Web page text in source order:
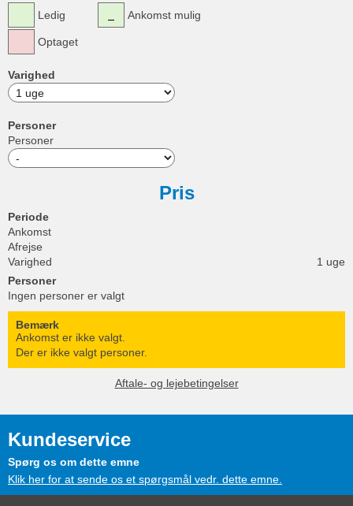
Ledig
Optaget
Ankomst mulig
Varighed
Personer
Personer
Pris
Periode
Ankomst
Afrejse
Varighed
1 uge
Personer
Ingen personer er valgt
Bemærk
Ankomst er ikke valgt.
Der er ikke valgt personer.
Aftale- og lejebetingelser
Kundeservice
Spørg os om dette emne
Klik her for at sende os et spørgsmål vedr. dette emne.